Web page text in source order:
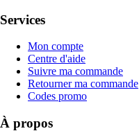
Services
Mon compte
Centre d'aide
Suivre ma commande
Retourner ma commande
Codes promo
À propos